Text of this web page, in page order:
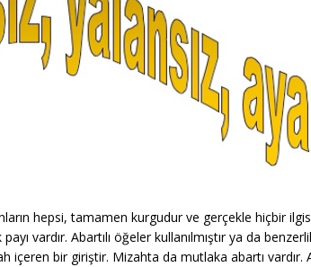
hepsi, tamamen kurgudur ve gerçekle hiçbir
vardır. Abartılı öğeler kullanılmıştır ya da
içeren bir giriştir. Mizahta da mutlaka abartı vardır.